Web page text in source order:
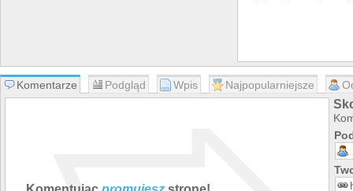
Komentarze Podgląd Wpis Najpopularniejsze